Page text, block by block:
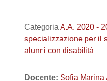
Categoria A.A. 2020 -
specializzazione per il
alunni con disabilità
Docente: Sofia Marina